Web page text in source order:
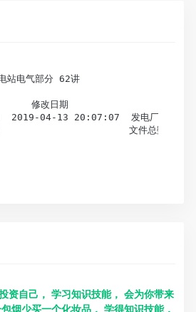
站电气部分 62讲
修改日期
2019-04-13 20:07:07  发电厂及变电
文件总
资自己， 学习知识技能， 会为你带来
烟少买一个化妆品， 学得知识技能，